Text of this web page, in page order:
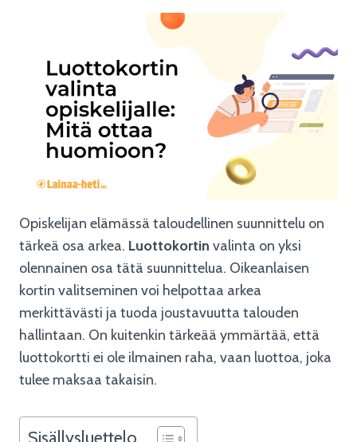
Opiskelijan elämässä taloudellinen suunnittelu on
tärkeä osa arkea. Luottokortin valinta on yksi
olennainen osa tätä suunnittelua. Oikeanlaisen
kortin valitseminen voi helpottaa arkea
merkittävästi ja tuoda joustavuutta talouden
hallintaan. On kuitenkin tärkeää ymmärtää, että
luottokortti ei ole ilmainen raha, vaan luottoa, joka
tulee maksaa takaisin.
Sisällysluettelo